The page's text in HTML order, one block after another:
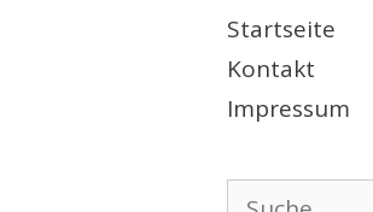
Startseite
Kontakt
Impressum
Suche